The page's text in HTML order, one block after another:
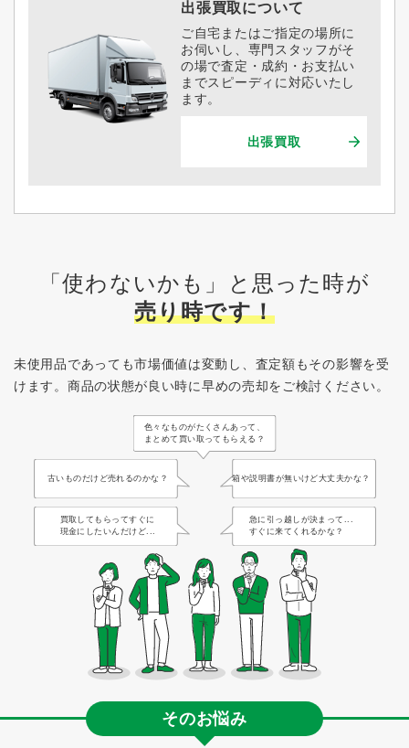
出張買取について
ご自宅またはご指定の場所に
お伺いし、専門スタッフがそ
の場で査定・成約・お支払い
までスピーディに対応いたし
ます。
出張買取
「使わないかも」と思った時が
売り時です！
未使用品であっても市場価値は変動し、査定額もその影響を受
けます。 商品の状態が良い時に早めの売却をご検討ください。
色々なものがたくさんあって、
まとめて買い取ってもらえる？
古いものだけど売れるのかな？ 箱や説明書が無いけど大丈夫かな？
買取してもらってすぐに
現金にしたいんだけど...
急に引っ越しが決まって...
すぐに来てくれるかな？
そのお悩み